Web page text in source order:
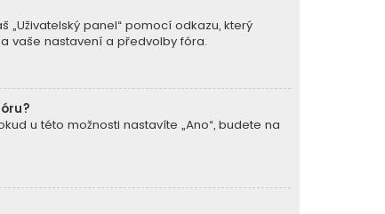
panel“ pomocí odkazu, který
vaše nastavení a předvolby fóra.
u této možnosti nastavíte „Ano“, budete na